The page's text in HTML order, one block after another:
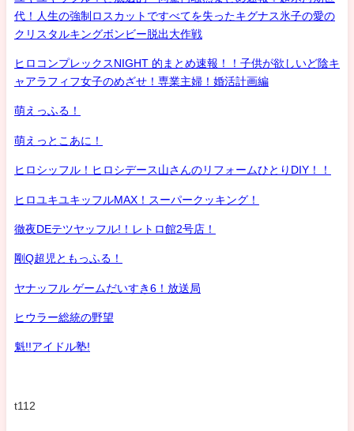
代！人生の強制ロスカットですべてを失ったキグナス氷子の愛の
クリスタルキングボンビー脱出大作戦
ヒロコンプレックスNIGHT 的まとめ速報！！子供が欲しいど陰キ
ャアラフィフ女子のめざせ！専業主婦！婚活計画編
萌えっふる！
萌えっとこあに！
ヒロシッフル！ヒロシデース山さんのリフォームひとりDIY！！
ヒロユキユキッフルMAX！スーパークッキング！
徹夜DEテツヤッフル!！レトロ館2号店！
剛Q超児ともっふる！
ヤナッフル ゲームだいすき6！放送局
ヒウラー総統の野望
魁!!アイドル塾!
t112